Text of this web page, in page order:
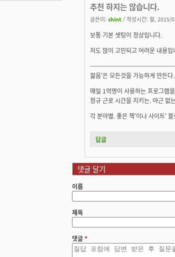
추천 하지는 않습니다.
글쓴이: shint / 작성시간: 월, 2015/
보통 기본 셋팅이 정상입니다.
저도 많이 고민되고 어려운 내용입
젊음'은 모든것을 가능하게 만든다.
매일 1억명이 사용하는 프로그램
정규 근로 시간을 지키는. 야근 없
각 분야별. 좋은 책'이나 사이트'
답글
댓글 달기
이름
제목
댓글*